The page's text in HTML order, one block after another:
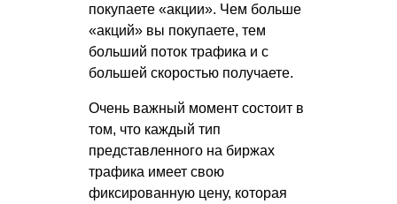
покупаете «акции». Чем больше
«акций» вы покупаете, тем
больший поток трафика и с
большей скоростью получаете.
Очень важный момент состоит в
том, что каждый тип
представленного на биржах
трафика имеет свою
фиксированную цену, которая